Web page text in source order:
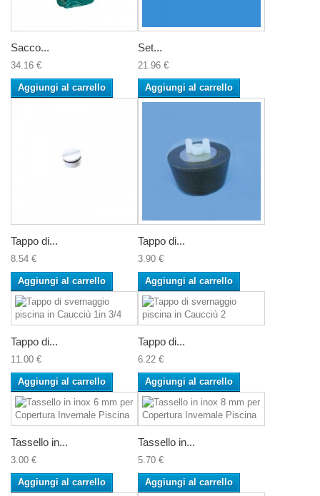
Sacco...
34.16 €
Aggiungi al carrello
Set...
21.96 €
Aggiungi al carrello
Tappo di...
8.54 €
Aggiungi al carrello
Tappo di...
3.90 €
Aggiungi al carrello
Tappo di...
11.00 €
Aggiungi al carrello
Tappo di...
6.22 €
Aggiungi al carrello
Tassello in...
3.00 €
Aggiungi al carrello
Tassello in...
5.70 €
Aggiungi al carrello